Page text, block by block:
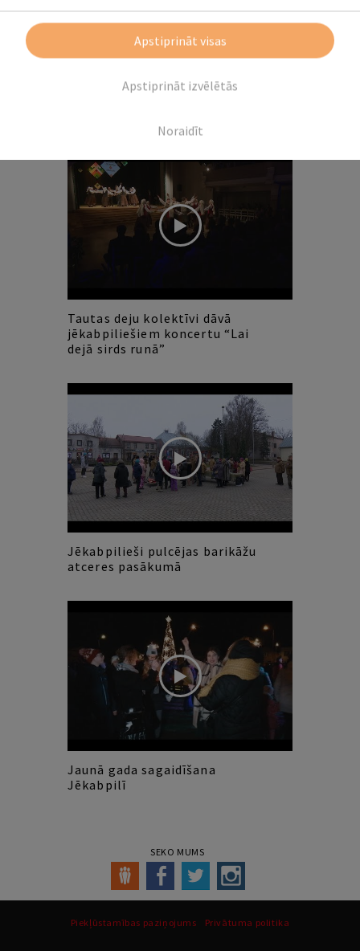
Uz Jēkabpils pilsētas domes
Tautas deju kolektīvi dāvā
jēkabpiliešiem koncertu “Lai
dejā sirds runā”
Jēkabpilieši pulcējas barikāžu
atceres pasākumā
Jaunā gada sagaidīšana
Jēkabpilī
SEKO MUMS
Piekļūstamības paziņojums Privātuma politika
Noraidīt
Apstiprināt izvēlētās
Apstiprināt visas